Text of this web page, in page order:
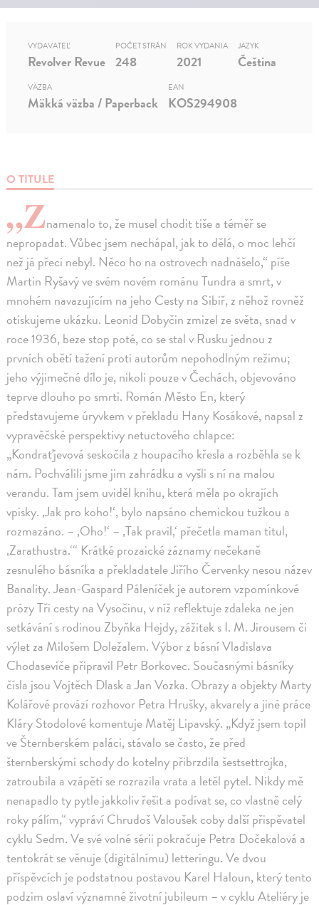
O TITULE
„Znamenalo to, že musel chodit tiše a téměř se
nepropadat. Vůbec jsem nechápal, jak to dělá, o moc lehčí
než já přeci nebyl. Něco ho na ostrovech nadnášelo,“ píše
Martin Ryšavý ve svém novém románu Tundra a smrt, v
mnohém navazujícím na jeho Cesty na Sibiř, z něhož rovněž
otiskujeme ukázku. Leonid Dobyčin zmizel ze světa, snad v
roce 1936, beze stop poté, co se stal v Rusku jednou z
prvních obětí tažení proti autorům nepohodlným režimu;
jeho výjimečné dílo je, nikoli pouze v Čechách, objevováno
teprve dlouho po smrti. Román Město En, který
představujeme úryvkem v překladu Hany Kosákové, napsal z
vypravěčské perspektivy netuctového chlapce:
„Kondraťjevová seskočila z houpacího křesla a rozběhla se k
nám. Pochválili jsme jim zahrádku a vyšli s ní na malou
verandu. Tam jsem uviděl knihu, která měla po okrajích
vpisky. ‚Jak pro koho!‘, bylo napsáno chemickou tužkou a
rozmazáno. – ‚Oho!‘ – ‚Tak pravil,‘ přečetla maman titul,
‚Zarathustra.‘“ Krátké prozaické záznamy nečekaně
zesnulého básníka a překladatele Jiřího Červenky nesou název
Banality. Jean-Gaspard Páleníček je autorem vzpomínkové
prózy Tři cesty na Vysočinu, v níž reflektuje zdaleka ne jen
setkávání s rodinou Zbyňka Hejdy, zážitek s I. M. Jirousem či
výlet za Milošem Doležalem. Výbor z básní Vladislava
Chodaseviče připravil Petr Borkovec. Současnými básníky
čísla jsou Vojtěch Dlask a Jan Vozka. Obrazy a objekty Marty
Kolářové provází rozhovor Petra Hrušky, akvarely a jiné práce
Kláry Stodolové komentuje Matěj Lipavský. „Když jsem topil
ve Šternberském paláci, stávalo se často, že před
šternberskými schody do kotelny přibrzdila šestsettrojka,
zatroubila a vzápětí se rozrazila vrata a letěl pytel. Nikdy mě
nenapadlo ty pytle jakkoliv řešit a podívat se, co vlastně celý
roky pálím,“ vypráví Chrudoš Valoušek coby další přispěvatel
cyklu Sedm. Ve své volné sérii pokračuje Petra Dočekalová a
tentokrát se věnuje (digitálnímu) letteringu. Ve dvou
příspěvcích je podstatnou postavou Karel Haloun, který tento
podzim oslaví významné životní jubileum – v cyklu Ateliéry je
VYDAVATEĽ
Revolver Revue
POČET STRÁN
248
ROK VYDANIA
2021
JAZYK
Čeština
VÄZBA
Mäkká väzba / Paperback
EAN
KOS294908